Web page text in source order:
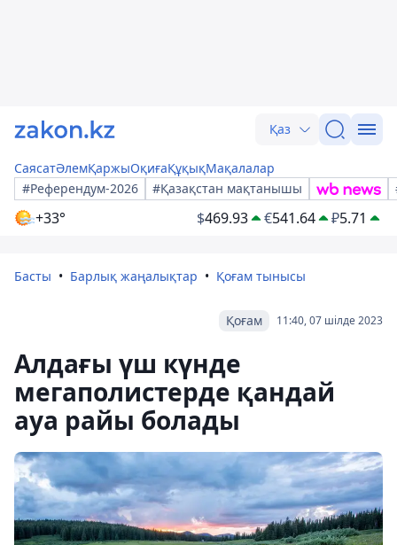
Қаз
СаясатӘлемҚаржыОқиғаҚұқықМақалалар
#Референдум-2026
#Қазақстан мақтанышы
+33° $469.93 €541.64 ₽5.71
Басты Барлық жаңалықтар Қоғам тынысы
11:40, 07 шілде 2023
Қоғам
Алдағы үш күнде
мегаполистерде қандай
ауа райы болады